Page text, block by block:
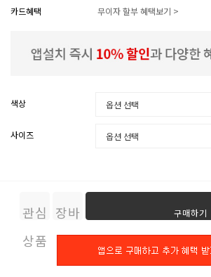
카드혜택
무이자 할부 혜택보기 >
색상
사이즈
관심
상품
장바
구니
구매하기